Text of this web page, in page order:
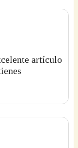
artículo